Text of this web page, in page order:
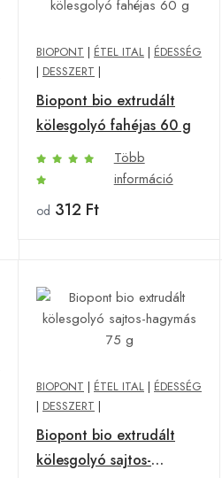
BIOPONT | ÉTEL ITAL | ÉDESSÉG
| DESSZERT |
Biopont bio extrudált
kölesgolyó fahéjas 60 g
Több
információ
od 312 Ft
BIOPONT | ÉTEL ITAL | ÉDESSÉG
| DESSZERT |
Biopont bio extrudált
kölesgolyó sajtos-